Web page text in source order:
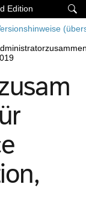

Edition